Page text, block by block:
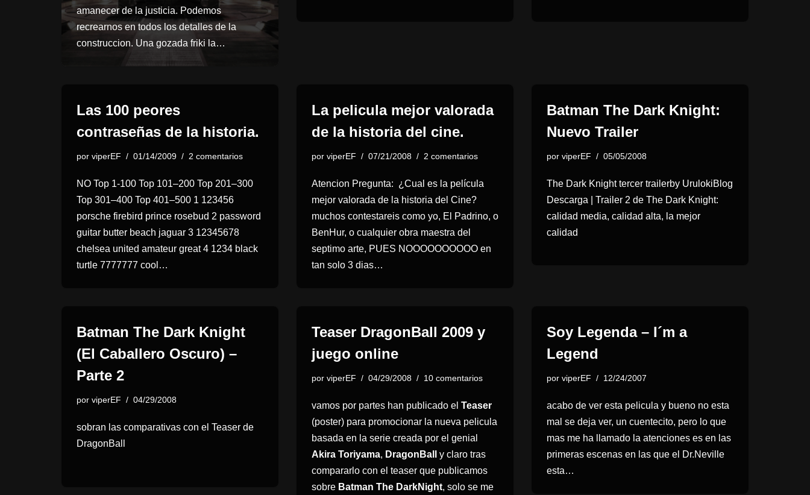
amanecer de la justicia. Podemos
recrearnos en todos los detalles de la
construccion. Una gozada friki la…
Las 100 peores
contraseñas de la historia.
por viperEF 01/14/2009 2 comentarios
NO Top 1-100 Top 101–200 Top 201–300
Top 301–400 Top 401–500 1 123456
porsche firebird prince rosebud 2 password
guitar butter beach jaguar 3 12345678
chelsea united amateur great 4 1234 black
turtle 7777777 cool…
La pelicula mejor valorada
de la historia del cine.
por viperEF 07/21/2008 2 comentarios
Atencion Pregunta: ¿Cual es la película
mejor valorada de la historia del Cine?
muchos contestareis como yo, El Padrino, o
BenHur, o cualquier obra maestra del
septimo arte, PUES NOOOOOOOOOO en
tan solo 3 dias…
Batman The Dark Knight:
Nuevo Trailer
por viperEF 05/05/2008
The Dark Knight tercer trailerby UrulokiBlog
Descarga | Trailer 2 de The Dark Knight:
calidad media, calidad alta, la mejor
calidad
Batman The Dark Knight
(El Caballero Oscuro) –
Parte 2
por viperEF 04/29/2008
sobran las comparativas con el Teaser de
DragonBall
Teaser DragonBall 2009 y
juego online
por viperEF 04/29/2008 10 comentarios
vamos por partes han publicado el Teaser
(poster) para promocionar la nueva pelicula
basada en la serie creada por el genial
Akira Toriyama, DragonBall
y claro tras
compararlo con el teaser que publicamos
sobre Batman The DarkNight, solo se me
Soy Legenda – I´m a
Legend
por viperEF 12/24/2007
acabo de ver esta pelicula y bueno no esta
mal se deja ver, un cuentecito, pero lo que
mas me ha llamado la atenciones es en las
primeras escenas en las que el Dr.Neville
esta…